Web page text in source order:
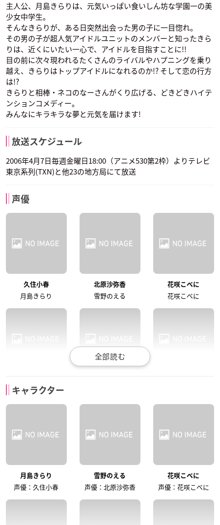
主人公、月島きらりは、元気いっぱい食いしん坊な学園一の美
少女中学生。
そんなきらりが、ある日突然出会った男の子に一目惚れ。
その男の子が超人気アイドルユニットのメンバーと知ったきら
りは、近くにいたい一心で、アイドルを目指すことに!!
目の前に次々現われるたくさんのライバルやハプニングを乗り
越え、きらりはトップアイドルになれるのか!? そして恋の行方
は!?
きらりと相棒・ネコのなーさんがくり広げる、どきどきハイテ
ンションコメディー。
みんなにキラキラな夢と元気を届けます!
放送スケジュール
2006年4月7日毎週金曜日18:00（アニメ530第2枠）よりテレビ
東京系列(TXN)と他23の地方局にて放送
声優
久住小春
月島きらり
北原沙弥香
雪野のえる
花咲こべに
花咲こべに
風真宙人
柿原徹也
にーくん
下屋則子
みーちゃん
千葉進歩
村西社長
キャラクター
月島きらり
声優：久住小春
雪野のえる
声優：北原沙弥香
花咲こべに
声優：花咲こべに